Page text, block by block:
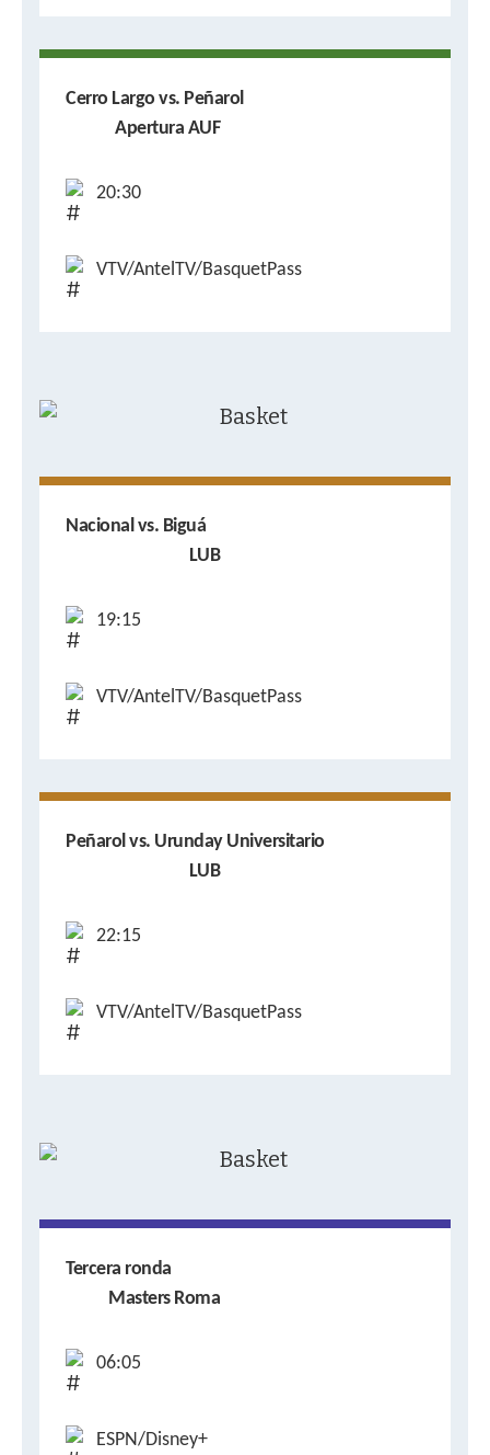
Cerro Largo vs. Peñarol
Apertura AUF
20:30
VTV/AntelTV/BasquetPass
Nacional vs. Biguá
LUB
19:15
VTV/AntelTV/BasquetPass
Peñarol vs. Urunday Universitario
LUB
22:15
VTV/AntelTV/BasquetPass
Tercera ronda
Masters Roma
06:05
ESPN/Disney+